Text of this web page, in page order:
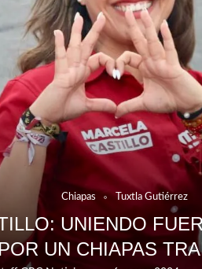
Chiapas Tuxtla Gutiérrez
UNIENDO
UN CHIAPAS